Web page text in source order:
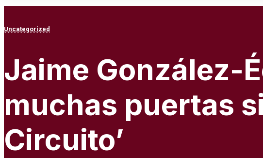
Uncategorized
Jaime González-
muchas puertas
Circuito’